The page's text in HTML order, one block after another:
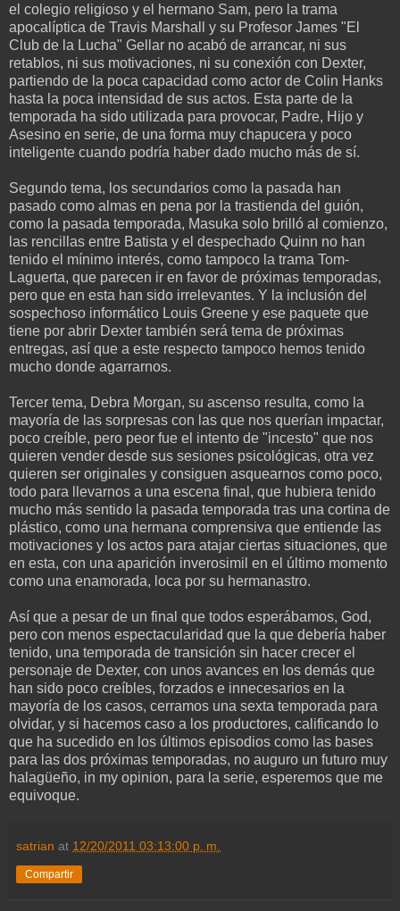
el colegio religioso y el hermano Sam, pero la trama
apocalíptica de Travis Marshall y su Profesor James "El
Club de la Lucha" Gellar no acabó de arrancar, ni sus
retablos, ni sus motivaciones, ni su conexión con Dexter,
partiendo de la poca capacidad como actor de Colin Hanks
hasta la poca intensidad de sus actos. Esta parte de la
temporada ha sido utilizada para provocar, Padre, Hijo y
Asesino en serie, de una forma muy chapucera y poco
inteligente cuando podría haber dado mucho más de sí.
Segundo tema, los secundarios como la pasada han
pasado como almas en pena por la trastienda del guión,
como la pasada temporada, Masuka solo brilló al comienzo,
las rencillas entre Batista y el despechado Quinn no han
tenido el mínimo interés, como tampoco la trama Tom-
Laguerta, que parecen ir en favor de próximas temporadas,
pero que en esta han sido irrelevantes. Y la inclusión del
sospechoso informático Louis Greene y ese paquete que
tiene por abrir Dexter también será tema de próximas
entregas, así que a este respecto tampoco hemos tenido
mucho donde agarrarnos.
Tercer tema, Debra Morgan, su ascenso resulta, como la
mayoría de las sorpresas con las que nos querían impactar,
poco creíble, pero peor fue el intento de "incesto" que nos
quieren vender desde sus sesiones psicológicas, otra vez
quieren ser originales y consiguen asquearnos como poco,
todo para llevarnos a una escena final, que hubiera tenido
mucho más sentido la pasada temporada tras una cortina de
plástico, como una hermana comprensiva que entiende las
motivaciones y los actos para atajar ciertas situaciones, que
en esta, con una aparición inverosimil en el último momento
como una enamorada, loca por su hermanastro.
Así que a pesar de un final que todos esperábamos, God,
pero con menos espectacularidad que la que debería haber
tenido, una temporada de transición sin hacer crecer el
personaje de Dexter, con unos avances en los demás que
han sido poco creíbles, forzados e innecesarios en la
mayoría de los casos, cerramos una sexta temporada para
olvidar, y si hacemos caso a los productores, calificando lo
que ha sucedido en los últimos episodios como las bases
para las dos próximas temporadas, no auguro un futuro muy
halagüeño, in my opinion, para la serie, esperemos que me
equivoque.
satrian at 12/20/2011 03:13:00 p. m.
Compartir